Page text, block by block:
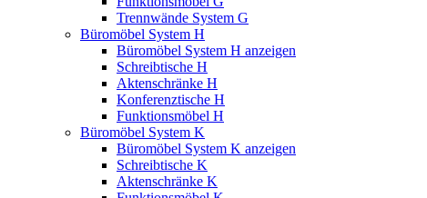
Trennwände System G
Büromöbel System H
Büromöbel System H anzeigen
Schreibtische H
Aktenschränke H
Konferenztische H
Funktionsmöbel H
Büromöbel System K
Büromöbel System K anzeigen
Schreibtische K
Aktenschränke K